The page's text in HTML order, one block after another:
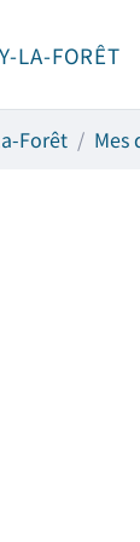
LA-FORÊT
Forêt Mes